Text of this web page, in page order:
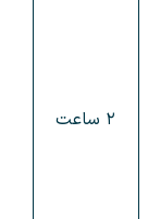
۲ ساعت